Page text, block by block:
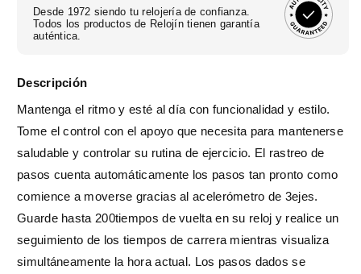
Desde 1972 siendo tu relojería de confianza.
Todos los productos de Relojín tienen garantía
auténtica.
Descripción
Mantenga el ritmo y esté al día con funcionalidad y estilo.
Tome el control con el apoyo que necesita para mantenerse
saludable y controlar su rutina de ejercicio. El rastreo de
pasos cuenta automáticamente los pasos tan pronto como
comience a moverse gracias al acelerómetro de 3ejes.
Guarde hasta 200tiempos de vuelta en su reloj y realice un
seguimiento de los tiempos de carrera mientras visualiza
simultáneamente la hora actual. Los pasos dados se